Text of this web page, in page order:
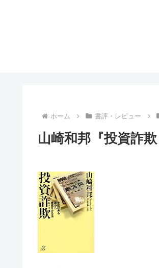
ホーム 書評・レビュー
山崎和邦『投資詐